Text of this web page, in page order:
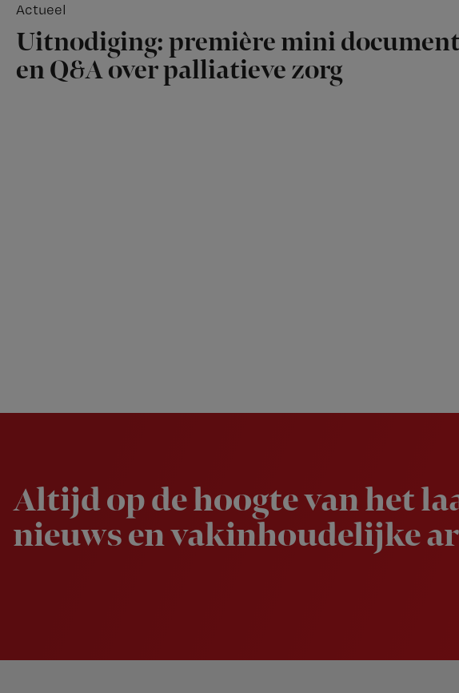
Actueel
Uitnodiging: première mini
en Q&A over palliatieve zorg
Altijd op de hoogte van het
nieuws en vakinhoudelijke